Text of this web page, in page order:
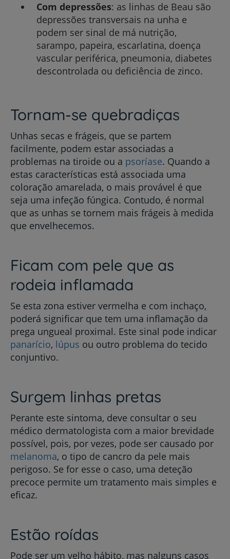
Com depressões: as linhas de Beau são
depressões transversais na unha e
podem ser sinal de má nutrição,
sarampo, papeira, escarlatina, doença
vascular periférica, pneumonia, diabetes
descontrolada ou deficiência de zinco.
Tornam-se quebradiças
Unhas secas e frágeis, que se partem
facilmente, podem estar associadas a
problemas na tiroide ou a psoríase. Quando a
estas características está associada uma
coloração amarelada, o mais provável é que
seja uma infeção fúngica. Contudo, é normal
que as unhas se tornem mais frágeis à medida
que envelhecemos.
Ficam com pele que as
rodeia inflamada
Se esta zona estiver vermelha e com inchaço,
poderá significar que tem uma inflamação da
prega ungueal proximal. Este sinal pode indicar
panarício, lúpus ou outro problema do tecido
conjuntivo.
Surgem linhas pretas
Perante este sintoma, deve consultar o seu
médico dermatologista com a maior brevidade
possível, pois, por vezes, pode ser causado por
melanoma, o tipo de cancro da pele mais
perigoso. Se for esse o caso, uma deteção
precoce permite um tratamento mais simples e
eficaz.
Estão roídas
Pode ser um velho hábito, mas nalguns casos